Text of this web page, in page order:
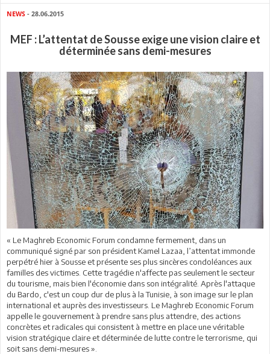
NEWS - 28.06.2015
MEF : L’attentat de Sousse exige une vision claire et
déterminée sans demi-mesures
« Le Maghreb Economic Forum condamne fermement, dans un
communiqué signé par son président Kamel Lazaa, l’attentat immonde
perpétré hier à Sousse et présente ses plus sincères condoléances aux
familles des victimes. Cette tragédie n'affecte pas seulement le secteur
du tourisme, mais bien l'économie dans son intégralité. Après l'attaque
du Bardo, c'est un coup dur de plus à la Tunisie, à son image sur le plan
international et auprès des investisseurs. Le Maghreb Economic Forum
appelle le gouvernement à prendre sans plus attendre, des actions
concrètes et radicales qui consistent à mettre en place une véritable
vision stratégique claire et déterminée de lutte contre le terrorisme, qui
soit sans demi-mesures ».